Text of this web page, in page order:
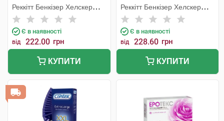
ефектом 50 мл 1 флакон
Реккітт Бенкізер Хелскер
Мануфектурінг
Є в наявності
від 222.00 грн
КУПИТИ
Реккітт Бенкізер Хелскер
Мануфектурінг
Є в наявності
від 228.60 грн
КУПИТИ